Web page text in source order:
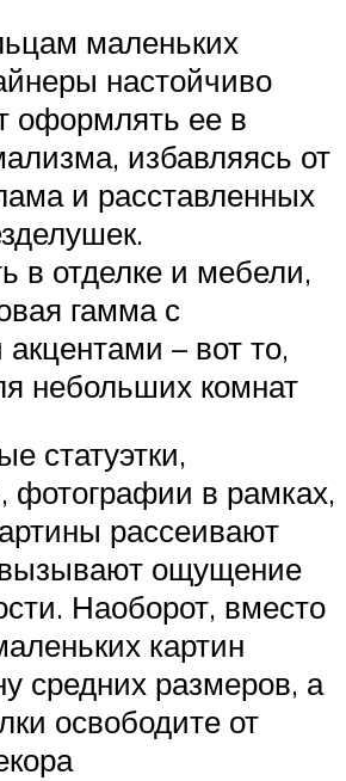
маленьких
настойчиво
оформлять ее в
избавляясь от
и расставленных
в отделке и мебели,
гамма с
– вот то,
небольших комнат
статуэтки,
фотографии в рамках,
рассеивают
ощущение
Наоборот, вместо
картин
средних размеров, а
освободите от